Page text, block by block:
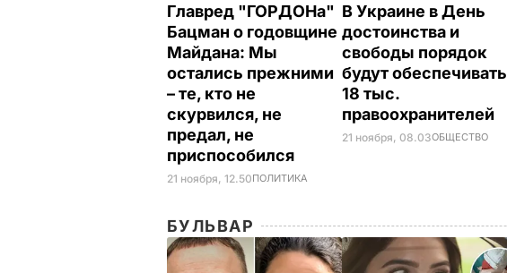
Главред "ГОРДОНа"
Бацман о годовщине
Майдана: Мы
остались прежними
– те, кто не
скурвился, не
предал, не
приспособился
21 ноября, 12.50ПОЛИТИКА
В Украине в День
достоинства и
свободы порядок
будут обеспечивать
18 тыс.
правоохранителей
21 ноября, 08.03ОБЩЕСТВО
БУЛЬВАР